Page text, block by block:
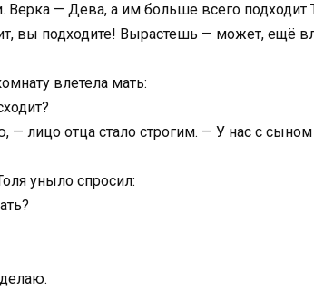
Верка — Дева, а им больше всего подходит
вы подходите! Вырастешь — может, ещё
влетела мать:
— лицо отца стало строгим. — У нас с
уныло спросил: